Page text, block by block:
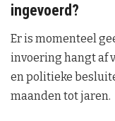
ingevoerd?
Er is momenteel
invoering hangt af
en politieke
maanden tot jaren.